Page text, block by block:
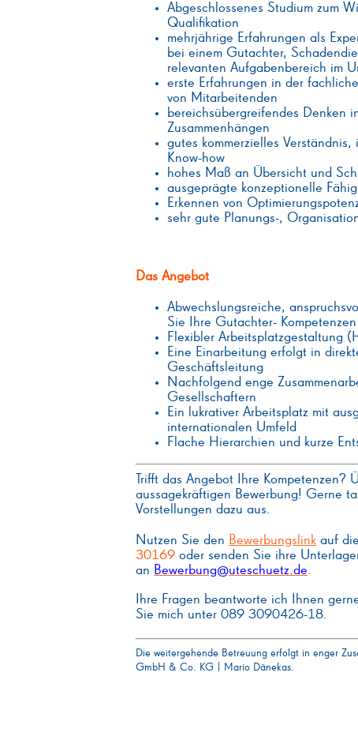
Abgeschlossenes Studium zum
Qualifikation
mehrjährige Erfahrungen als
bei einem Gutachter,
relevanten Aufgabenbereich im
erste Erfahrungen in der
von Mitarbeitenden
bereichsübergreifendes Denken
Zusammenhängen
gutes kommerzielles
Know-how
hohes Maß an Übersicht und
ausgeprägte konzeptionelle
Erkennen von
sehr gute Planungs-,
Das Angebot
Abwechslungsreiche,
Sie Ihre Gutachter-
Flexibler Arbeitsplatzgestaltung
Eine Einarbeitung erfolgt in
Geschäftsleitung
Nachfolgend enge
Gesellschaftern
Ein lukrativer Arbeitsplatz mit
internationalen Umfeld
Flache Hierarchien und kurze
Trifft das Angebot Ihre Kompetenzen?
aussagekräftigen Bewerbung! Gerne
Vorstellungen dazu aus.
Nutzen Sie den Bewerbungslink auf
30169 oder senden Sie ihre
an Bewerbung@uteschuetz.de.
Ihre Fragen beantworte ich Ihnen
Sie mich unter 089 3090426-18.
Die weitergehende Betreuung erfolgt in enger
GmbH & Co. KG | Mario Dänekas.